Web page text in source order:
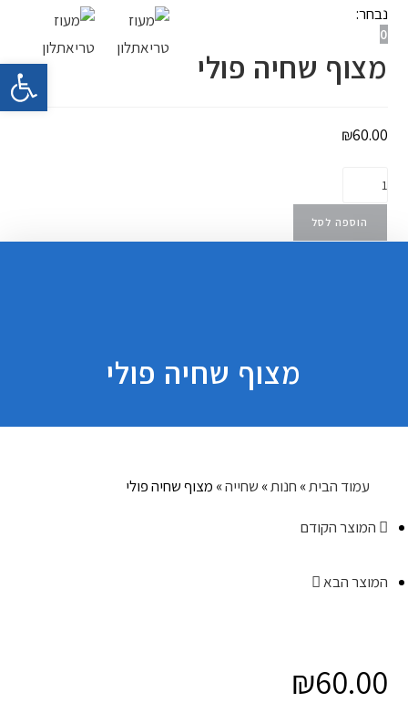
0
נבחר:
מצוף שחיה פולי
₪60.00
הוספה לסל
מצוף שחיה פולי
עמוד הבית» חנות» שחייה» מצוף שחיה פולי
המוצר הקודם
המוצר הבא
₪60.00